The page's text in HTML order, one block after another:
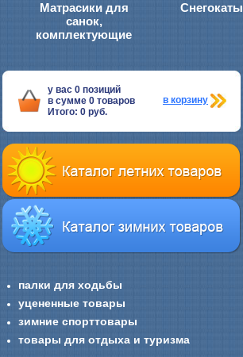
Матрасики для
санок,
комплектующие
Снегокаты
у вас 0 позиций
в сумме 0 товаров
Итого: 0 руб.
в корзину
палки для ходьбы
уцененные товары
зимние спорттовары
товары для отдыха и туризма